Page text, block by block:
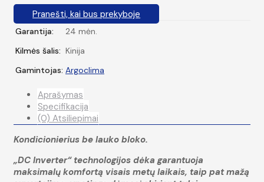
Pranešti, kai bus prekyboje
Garantija:
24 mėn.
Kilmės šalis: Kinija
Gamintojas: Argoclima
Aprašymas
Specifikacija
(0) Atsiliepimai
Kondicionierius be lauko bloko.
„DC Inverter“ technologijos dėka garantuoja
maksimalų komfortą visais metų laikais, taip pat mažą